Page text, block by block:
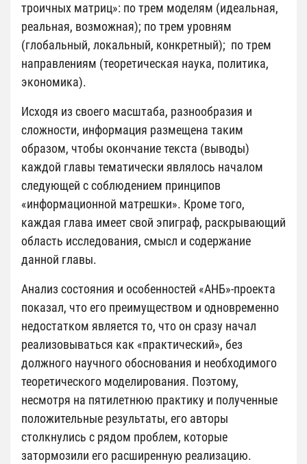
троичных матриц»: по трем моделям (идеальная,
реальная, возможная); по трем уровням
(глобальный, локальный, конкретный); по трем
направлениям (теоретическая наука, политика,
экономика).
Исходя из своего масштаба, разнообразия и
сложности, информация размещена таким
образом, чтобы окончание текста (выводы)
каждой главы тематически являлось началом
следующей с соблюдением принципов
«информационной матрешки». Кроме того,
каждая глава имеет свой эпиграф, раскрывающий
область исследования, смысл и содержание
данной главы.
Анализ состояния и особенностей «АНБ»-проекта
показал, что его преимуществом и одновременно
недостатком является то, что он сразу начал
реализовываться как «практический», без
должного научного обоснования и необходимого
теоретического моделирования. Поэтому,
несмотря на пятилетнюю практику и полученные
положительные результаты, его авторы
столкнулись с рядом проблем, которые
затормозили его расширенную реализацию.